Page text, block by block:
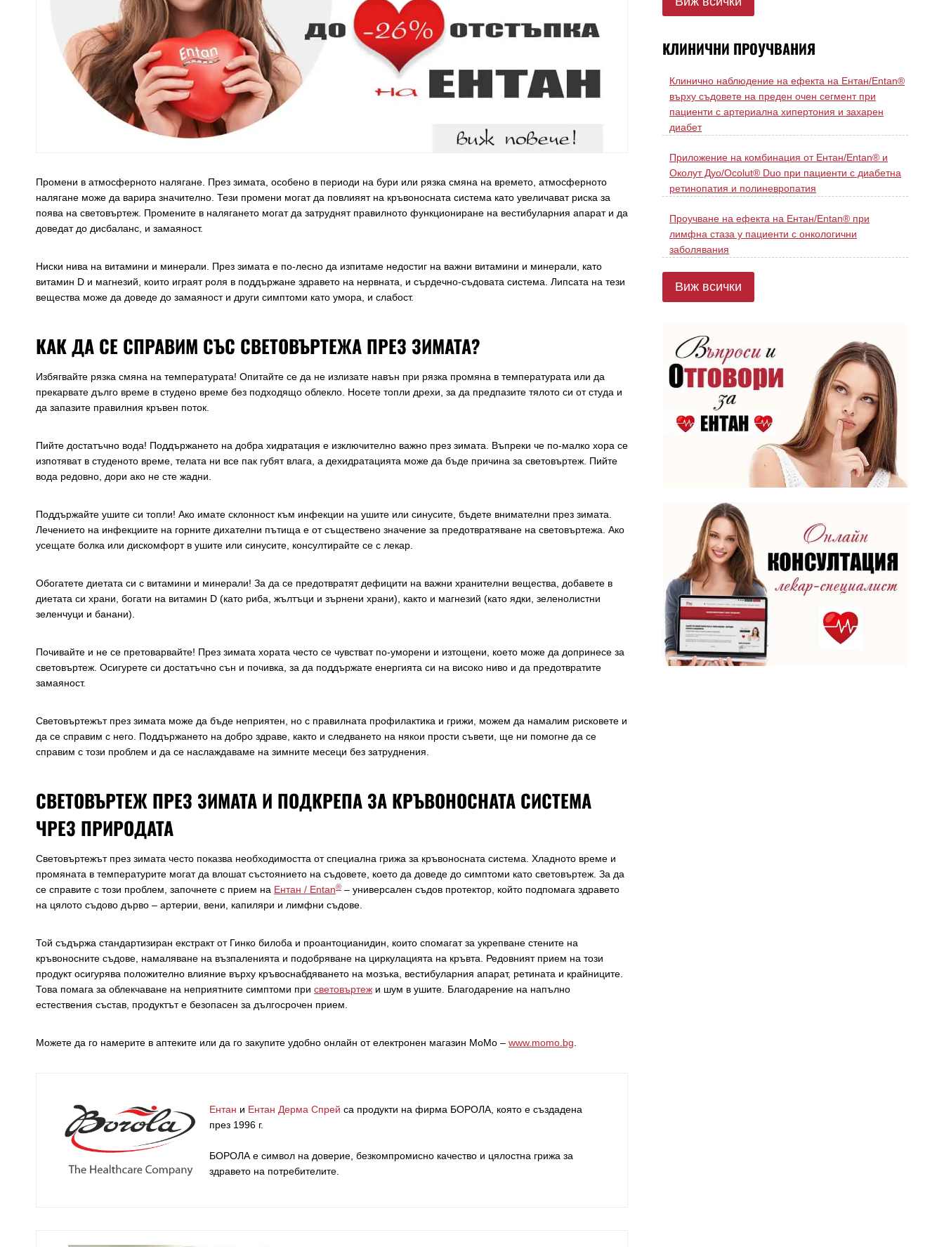
Промени в атмосферното налягане. През зимата, особено в периоди на бури или рязка смяна на времето, атмосферното
налягане може да варира значително. Тези промени могат да повлияят на кръвоносната система като увеличават риска за
поява на световъртеж. Промените в налягането могат да затруднят правилното функциониране на вестибуларния апарат и да
доведат до дисбаланс, и замаяност.
Ниски нива на витамини и минерали. През зимата е по-лесно да изпитаме недостиг на важни витамини и минерали, като
витамин D и магнезий, които играят роля в поддържане здравето на нервната, и сърдечно-съдовата система. Липсата на тези
вещества може да доведе до замаяност и други симптоми като умора, и слабост.
КАК ДА СЕ СПРАВИМ СЪС СВЕТОВЪРТЕЖА ПРЕЗ ЗИМАТА?
Избягвайте рязка смяна на температурата! Опитайте се да не излизате навън при рязка промяна в температурата или да
прекарвате дълго време в студено време без подходящо облекло. Носете топли дрехи, за да предпазите тялото си от студа и
да запазите правилния кръвен поток.
Пийте достатъчно вода! Поддържането на добра хидратация е изключително важно през зимата. Въпреки че по-малко хора се
изпотяват в студеното време, телата ни все пак губят влага, а дехидратацията може да бъде причина за световъртеж. Пийте
вода редовно, дори ако не сте жадни.
Поддържайте ушите си топли! Ако имате склонност към инфекции на ушите или синусите, бъдете внимателни през зимата.
Лечението на инфекциите на горните дихателни пътища е от съществено значение за предотвратяване на световъртежа. Ако
усещате болка или дискомфорт в ушите или синусите, консултирайте се с лекар.
Обогатете диетата си с витамини и минерали! За да се предотвратят дефицити на важни хранителни вещества, добавете в
диетата си храни, богати на витамин D (като риба, жълтъци и зърнени храни), както и магнезий (като ядки, зеленолистни
зеленчуци и банани).
Почивайте и не се претоварвайте! През зимата хората често се чувстват по-уморени и изтощени, което може да допринесе за
световъртеж. Осигурете си достатъчно сън и почивка, за да поддържате енергията си на високо ниво и да предотвратите
замаяност.
Световъртежът през зимата може да бъде неприятен, но с правилната профилактика и грижи, можем да намалим рисковете и
да се справим с него. Поддържането на добро здраве, както и следването на някои прости съвети, ще ни помогне да се
справим с този проблем и да се наслаждаваме на зимните месеци без затруднения.
СВЕТОВЪРТЕЖ ПРЕЗ ЗИМАТА И ПОДКРЕПА ЗА КРЪВОНОСНАТА СИСТЕМА
ЧРЕЗ ПРИРОДАТА
Световъртежът през зимата често показва необходимостта от специална грижа за кръвоносната система. Хладното време и
промяната в температурите могат да влошат състоянието на съдовете, което да доведе до симптоми като световъртеж. За да
се справите с този проблем, започнете с прием на Ентан / Entan® – универсален съдов протектор, който подпомага здравето
на цялото съдово дърво – артерии, вени, капиляри и лимфни съдове.
Той съдържа стандартизиран екстракт от Гинко билоба и проантоцианидин, които спомагат за укрепване стените на
кръвоносните съдове, намаляване на възпаленията и подобряване на циркулацията на кръвта. Редовният прием на този
продукт осигурява положително влияние върху кръвоснабдяването на мозъка, вестибуларния апарат, ретината и крайниците.
Това помага за облекчаване на неприятните симптоми при световъртеж и шум в ушите. Благодарение на напълно
естествения състав, продуктът е безопасен за дългосрочен прием.
Можете да го намерите в аптеките или да го закупите удобно онлайн от електронен магазин МоМо – www.momo.bg
Ентан и Ентан Дерма Спрей са продукти на фирма БОРОЛА , която е създадена
през 1996 г.
БОРОЛА е символ на доверие, безкомпромисно качество и цялостна грижа за
здравето на потребителите
КЛИНИЧНИ ПРОУЧВАНИЯ
Клинично наблюдение на ефекта на Ентан/Entan®
върху съдовете на преден очен сегмент при
пациенти с артериална хипертония и захарен
диабет
Приложение на комбинация от Ентан/Entan® и
Околут Дуо/Ocolut® Duo при пациенти с диабетна
ретинопатия и полиневропатия
Проучване на ефекта на Ентан/Entan® при
лимфна стаза у пациенти с онкологични
заболявания
Виж всички